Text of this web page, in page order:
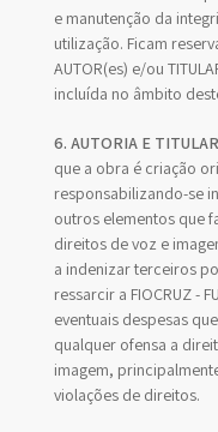
e manutenção da
utilização. Ficam
AUTOR(es) e/ou
incluída no âmbito
6. AUTORIA E
que a obra é criação
responsabilizando-se
outros elementos que
direitos de voz e
a indenizar terceiros
ressarcir a FIOCRUZ -
eventuais despesas
qualquer ofensa a
imagem,
violações de direitos.